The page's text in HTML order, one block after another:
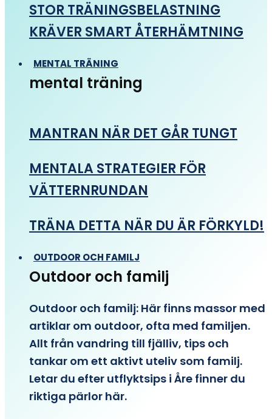
STOR TRÄNINGSBELASTNING
KRÄVER SMART ÅTERHÄMTNING
MENTAL TRÄNING
mental träning
MANTRAN NÄR DET GÅR TUNGT
MENTALA STRATEGIER FÖR
VÄTTERNRUNDAN
TRÄNA DETTA NÄR DU ÄR FÖRKYLD!
OUTDOOR OCH FAMILJ
Outdoor och familj
Outdoor och familj: Här finns massor med
artiklar om outdoor, ofta med familjen.
Allt från vandring till fjälliv, tips och
tankar om ett aktivt uteliv som familj.
Letar du efter utflyktsips i Åre finner du
riktiga pärlor här.